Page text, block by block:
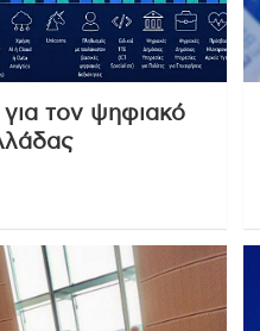
τον ψηφιακό